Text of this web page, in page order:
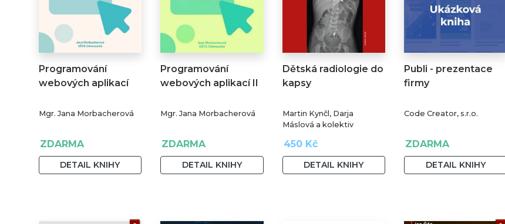
Programování
webových aplikací
Mgr. Jana Morbacherová
ZDARMA
DETAIL KNIHY
Programování
webových aplikací II
Mgr. Jana Morbacherová
ZDARMA
DETAIL KNIHY
Dětská radiologie do
kapsy
Martin Kynčl, Darja
Máslová a kolektiv
450 Kč
DETAIL KNIHY
Publi - prezentace
firmy
Code Creator, s.r.o.
ZDARMA
DETAIL KNIHY